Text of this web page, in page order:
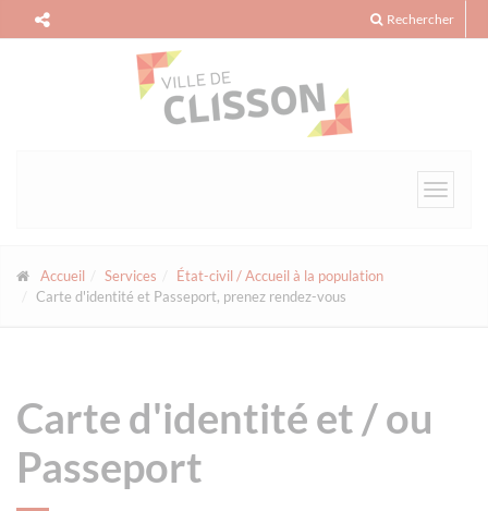
Rechercher
Toggle
Accueil Services
État-civil / Accueil à la population
Carte d'identité et Passeport, prenez rendez-vous
Carte d'identité et / ou
Passeport
Panneau de gestion des cookies